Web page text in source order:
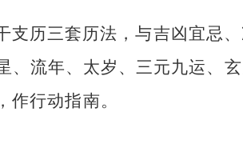
历三套历法，与吉凶宜忌
流年、太岁、三元九运、
行动指南。